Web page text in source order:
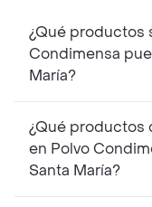
¿Qué productos
Condimensa
María?
¿Qué productos
en Polvo
Santa María?